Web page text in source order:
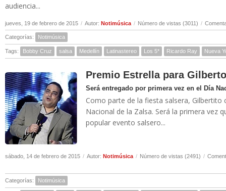
audiencia...
jueves, 19 de febrero de 2015 / Autor: Notimúsica / Número de vistas (3011) /
Categorías: Notimúsica
Tags: Bobby Cruz salsa Medellín Latinastereo Los 5* Ricardo Ray Nueva
Premio Estrella para
Será entregado por primera vez en el Día
Como parte de la fiesta salsera,
Nacional de la Zalsa. Será la primera vez
popular evento salsero...
sábado, 14 de febrero de 2015 / Autor: Notimúsica / Número de vistas (2491) /
Categorías: Notimúsica